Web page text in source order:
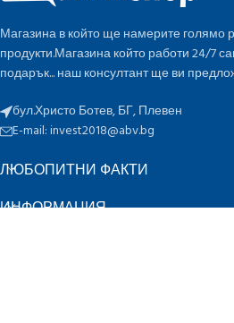
Магазина в който ще намерите голямо
продукти.Магазина който работи 24/7
подарък... наш консултант ще ви
бул.Христо Ботев, БГ, Плевен
E-mail:invest2018@abv.bg
ЛЮБОПИТНИ ФАКТИ
ИНФОРМАЦИЯ